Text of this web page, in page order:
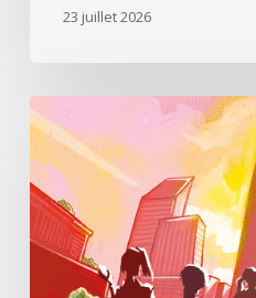
23 juillet 2026
Paris
La
Défense
lance
«
Disparition